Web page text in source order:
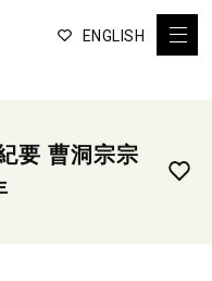
ENGLISH
要 曹洞宗宗